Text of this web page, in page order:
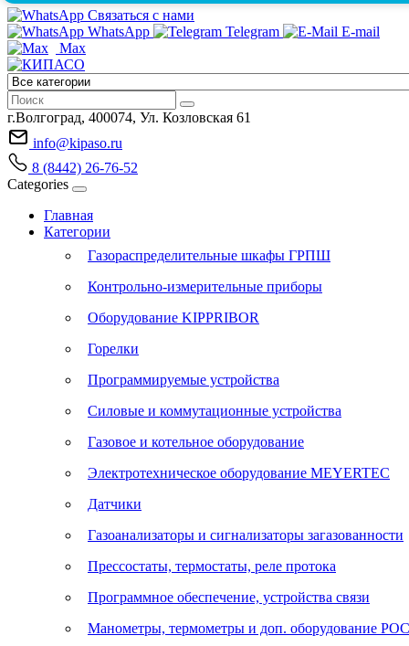
Связаться с нами
WhatsApp
Telegram
E-mail
Max
г.Волгоград, 400074, Ул. Козловская 61
info@kipaso.ru
8 (8442) 26-76-52
Categories
Главная
Категории
Газораспределительные шкафы ГРПШ
Контрольно-измерительные приборы
Оборудование KIPPRIBOR
Горелки
Программируемые устройства
Силовые и коммутационные устройства
Газовое и котельное оборудование
Электротехническое оборудование MEYERTEC
Датчики
Газоанализаторы и сигнализаторы загазованности
Прессостаты, термостаты, реле протока
Программное обеспечение, устройства связи
Манометры, термометры и доп. оборудование